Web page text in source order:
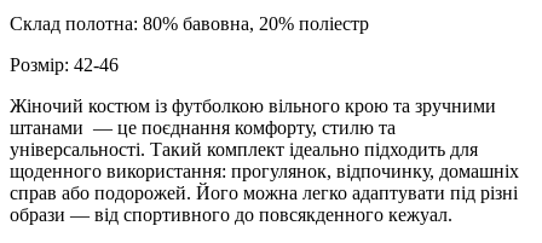
Склад полотна: 80% бавовна, 20% поліестр
Розмір: 42-46
Жіночий костюм із футболкою вільного крою та зручними
штанами — це поєднання комфорту, стилю та
універсальності. Такий комплект ідеально підходить для
щоденного використання: прогулянок, відпочинку, домашніх
справ або подорожей. Його можна легко адаптувати під різні
образи — від спортивного до повсякденного кежуал.